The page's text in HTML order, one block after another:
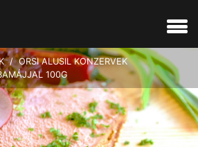
ORSI ALUSIL KONZERVEK
100G